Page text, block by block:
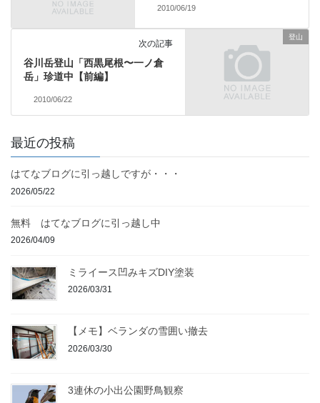
2010/06/19
登山
次の記事
谷川岳登山「西黒尾根〜一ノ倉
岳」珍道中【前編】
2010/06/22
最近の投稿
はてなブログに引っ越しですが・・・
2026/05/22
無料 はてなブログに引っ越し中
2026/04/09
ミライース凹みキズDIY塗装
2026/03/31
【メモ】ベランダの雪囲い撤去
2026/03/30
3連休の小出公園野鳥観察